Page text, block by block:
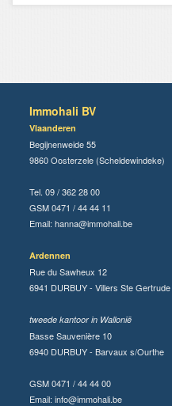
Immohali BV
Vlaanderen
Begijnenweide 55
9860 Oosterzele (Scheldewindeke)
Tel. 09 / 362 28 00
GSM 0471 / 44 44 11
Email: hanna@immohali.be
Ardennen
Rue du Sawheux 12
6941 DURBUY - Villers Ste Gertrude
tweede kantoor in Wallonië
Basse Sauvenière 10
6940 DURBUY - Barvaux s/Ourthe
GSM 0471 / 44 44 00
Email: info@immohali.be